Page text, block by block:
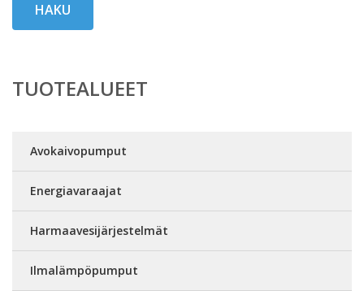
HAKU
TUOTEALUEET
Avokaivopumput
Energiavaraajat
Harmaavesijärjestelmät
Ilmalämpöpumput